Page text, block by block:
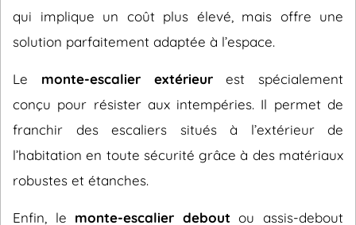
qui implique un coût plus élevé, mais offre une
solution parfaitement adaptée à l’espace.
Le monte-escalier extérieurest spécialement
conçu pour résister aux intempéries. Il permet de
franchir des escaliers situés à l’extérieur de
l’habitation en toute sécurité grâce à des matériaux
robustes et étanches.
Enfin, le monte-escalier debout ou assis-debout